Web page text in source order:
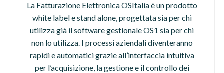
La Fatturazione Elettronica OSItalia è un prodotto
white label e stand alone, progettata sia per chi
utilizza già il software gestionale OS1 sia per chi
non lo utilizza. I processi aziendali diventeranno
rapidi e automatici grazie all’interfaccia intuitiva
per l’acquisizione, la gestione e il controllo dei